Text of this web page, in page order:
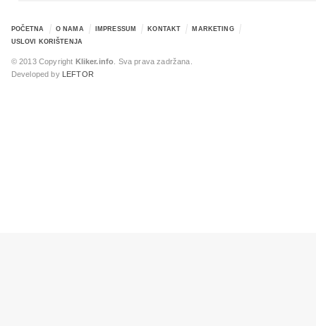
POČETNA O NAMA IMPRESSUM KONTAKT
MARKETING
USLOVI KORIŠTENJA
© 2013 Copyright Kliker.info . Sva prava zadržana.
Developed by
LEFTOR